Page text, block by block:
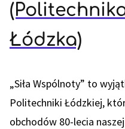
Łódzka)
„Siła Wspólnoty” to
Politechniki Łódzkiej,
obchodów 80-lecia